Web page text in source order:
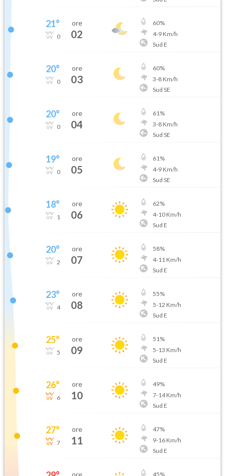
21°
0
ore
02
60%
4-9Km/h
Sud E
20°
0
ore
03
60%
3-8Km/h
Sud SE
20°
0
ore
04
61%
3-8Km/h
Sud SE
19°
0
ore
05
61%
4-9Km/h
Sud SE
18°
1
ore
06
62%
4-10Km/h
Sud E
20°
2
ore
07
58%
4-11 Km/h
Sud E
23°
4
ore
08
55%
5-12 Km/h
Sud E
25°
5
ore
09
51%
5-13 Km/h
Sud E
26°
6
ore
10
49%
7-14Km/h
Sud E
27°
7
ore
11
47%
9-16Km/h
Sud E
ore 45%